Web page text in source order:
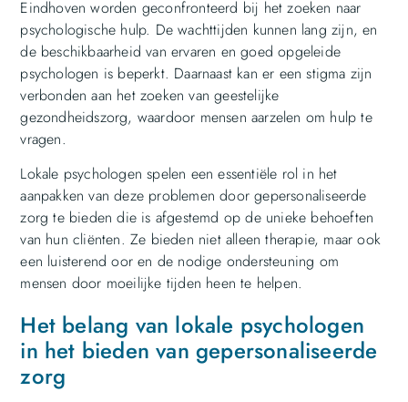
Eindhoven worden geconfronteerd bij het zoeken naar
psychologische hulp. De wachttijden kunnen lang zijn, en
de beschikbaarheid van ervaren en goed opgeleide
psychologen is beperkt. Daarnaast kan er een stigma zijn
verbonden aan het zoeken van geestelijke
gezondheidszorg, waardoor mensen aarzelen om hulp te
vragen.
Lokale psychologen spelen een essentiële rol in het
aanpakken van deze problemen door gepersonaliseerde
zorg te bieden die is afgestemd op de unieke behoeften
van hun cliënten. Ze bieden niet alleen therapie, maar ook
een luisterend oor en de nodige ondersteuning om
mensen door moeilijke tijden heen te helpen.
Het belang van lokale psychologen
in het bieden van gepersonaliseerde
zorg